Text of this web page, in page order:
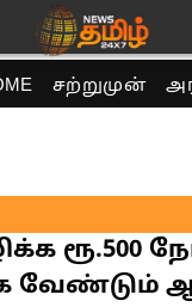
சற்றுமுன்
ரூ.500
வேண்டும்